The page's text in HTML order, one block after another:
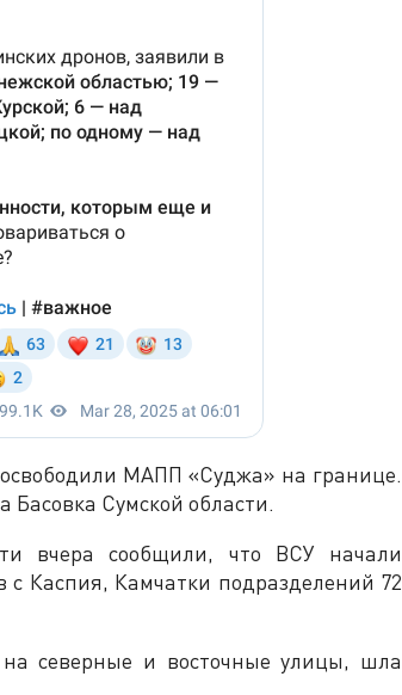
МАПП «Суджа» на границе.
Сумской области.
вчера сообщили, что ВСУ начали
с Каспия, Камчатки подразделений 72
северные и восточные улицы, шла